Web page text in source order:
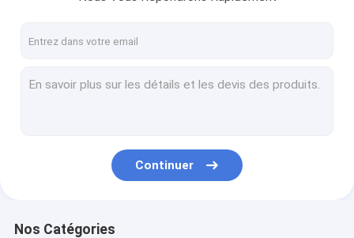
Le glacier Asic Miner
Mineur de Jas
Continuer
Nos Catégories